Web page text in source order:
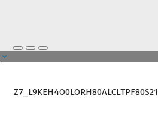
Z7_L9KEH4O0LORH80ALCLTPF80S21